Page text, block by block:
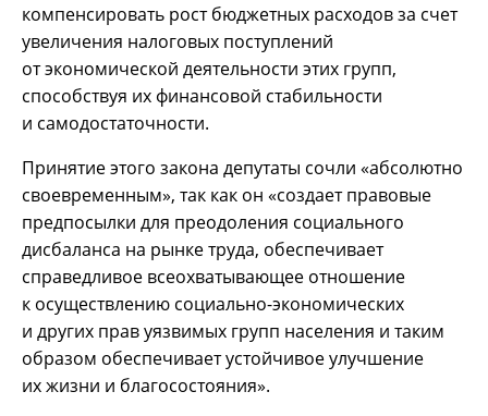
компенсировать рост бюджетных расходов за счет
увеличения налоговых поступлений
от экономической деятельности этих групп,
способствуя их финансовой стабильности
и самодостаточности.
Принятие этого закона депутаты сочли «абсолютно
своевременным», так как он «создает правовые
предпосылки для преодоления социального
дисбаланса на рынке труда, обеспечивает
справедливое всеохватывающее отношение
к осуществлению социально-экономических
и других прав уязвимых групп населения и таким
образом обеспечивает устойчивое улучшение
их жизни и благосостояния».